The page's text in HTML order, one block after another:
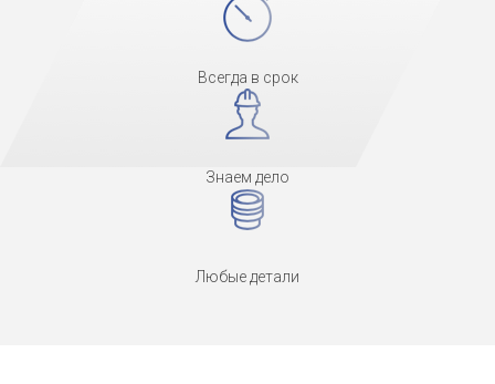
Всегда в срок
Знаем дело
Любые детали